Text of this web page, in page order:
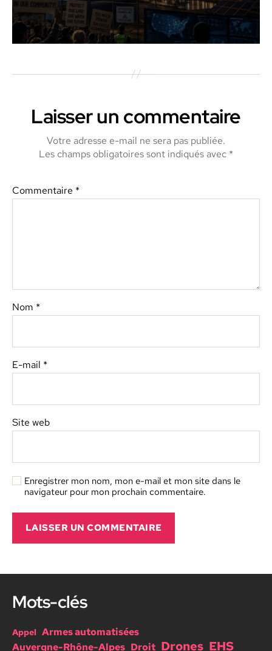
Laisser un commentaire
Votre adresse e-mail ne sera pas publiée.
Les champs obligatoires sont indiqués avec *
Commentaire *
Nom *
E-mail *
Site web
Enregistrer mon nom, mon e-mail et mon site dans le
navigateur pour mon prochain commentaire.
l
e
a
Mots-clés
Appel Armes automatisées
Auvergne-Rhône-Alpes Droit Drones EHS